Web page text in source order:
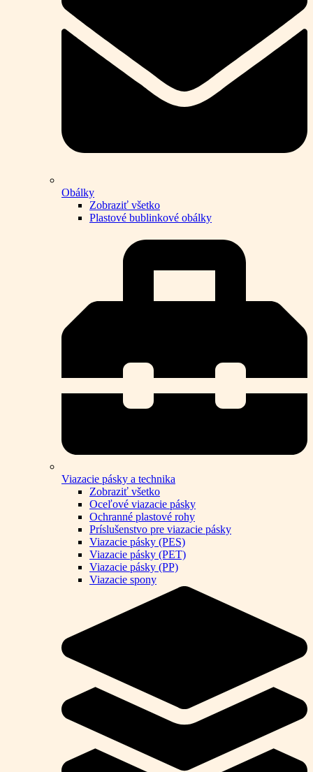
Obálky
Zobraziť všetko
Plastové bublinkové obálky
Viazacie pásky a technika
Zobraziť všetko
Oceľové viazacie pásky
Ochranné plastové rohy
Príslušenstvo pre viazacie pásky
Viazacie pásky (PES)
Viazacie pásky (PET)
Viazacie pásky (PP)
Viazacie spony